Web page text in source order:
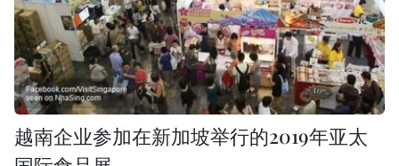
越南企业参加在新加坡举行的2019年亚太